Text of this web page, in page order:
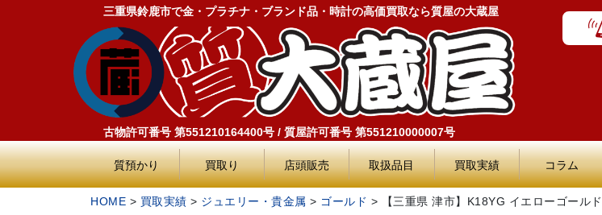
三重県鈴鹿市で金・プラチナ・ブランド品・時計の高価買取なら質屋の大蔵屋
古物許可番号 第551210164400号 / 質屋許可番号 第551210000007号
質預かり 買取り 店頭販売 取扱品目 買取実績 コラム
HOME > 買取実績 > ジュエリー・貴金属 > ゴールド > 【三重県 津市】K18YG イエローゴー